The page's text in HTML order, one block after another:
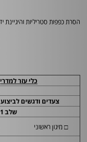
הסרת כפפות סטריליות והיגיינת
כלי עזר
צעדים ודגשים לביצוע
שלב 1: הכנת ה-
□ מיגון ראשוני